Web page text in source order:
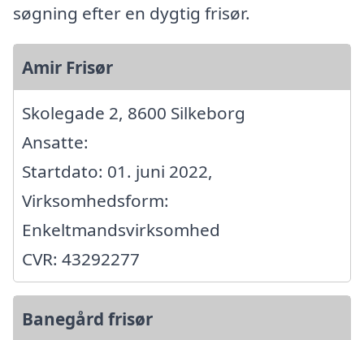
søgning efter en dygtig frisør.
Amir Frisør
Skolegade 2, 8600 Silkeborg
Ansatte:
Startdato: 01. juni 2022,
Virksomhedsform:
Enkeltmandsvirksomhed
CVR: 43292277
Banegård frisør